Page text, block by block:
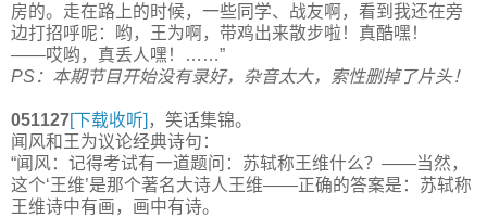
房的。走在路上的时候，一些同学、战友啊，看到我还在旁
边打招呼呢：哟，王为啊，带鸡出来散步啦！真酷嘿！
——哎哟，真丢人嘿！……”
PS：本期节目开始没有录好，杂音太大，索性删掉了片头！
051127[下载收听] ，笑话集锦。
闻风和王为议论经典诗句：
“闻风：记得考试有一道题问：苏轼称王维什么？——当然，
这个‘王维’是那个著名大诗人王维——正确的答案是：苏轼称
王维诗中有画，画中有诗。